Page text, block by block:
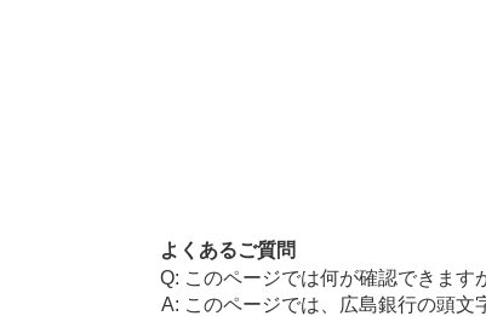
よくあるご質問
このページでは何が確認できます
このページでは、広島銀行の頭